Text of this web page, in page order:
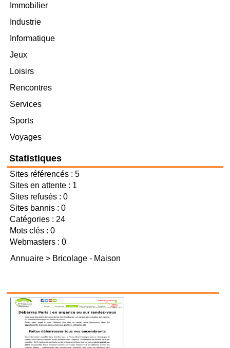
Immobilier
Industrie
Informatique
Jeux
Loisirs
Rencontres
Services
Sports
Voyages
Statistiques
Sites référencés : 5
Sites en attente : 1
Sites refusés : 0
Sites bannis : 0
Catégories : 24
Mots clés : 0
Webmasters : 0
Annuaire > Bricolage - Maison